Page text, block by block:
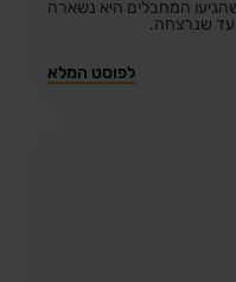
המחבלים היא נשארה
עד שנרצחה.
לפוסט המלא